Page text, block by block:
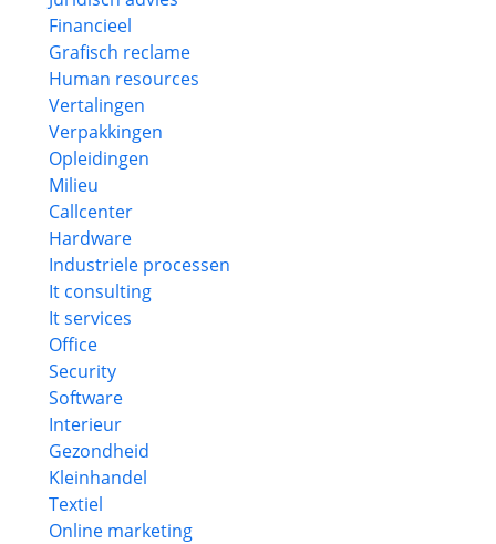
Financieel
Grafisch reclame
Human resources
Vertalingen
Verpakkingen
Opleidingen
Milieu
Callcenter
Hardware
Industriele processen
It consulting
It services
Office
Security
Software
Interieur
Gezondheid
Kleinhandel
Textiel
Online marketing